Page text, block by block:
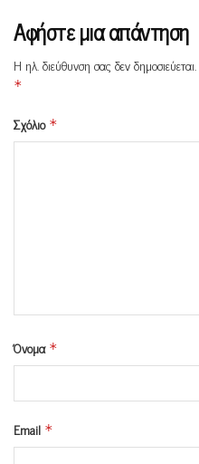
Αφήστε μια απάντηση
Η ηλ. διεύθυνση σας δεν δημοσιεύεται.
*
Σχόλιο *
Όνομα *
Email *